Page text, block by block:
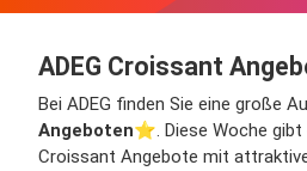
ADEG Croissant
Bei ADEG finden Sie eine große
Angeboten⭐️. Diese Woche gibt
Croissant Angebote mit